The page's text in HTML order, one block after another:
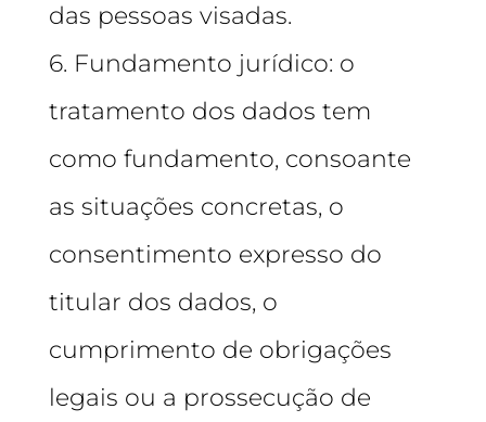
das pessoas visadas.
6. Fundamento jurídico: o
tratamento dos dados tem
como fundamento, consoante
as situações concretas, o
consentimento expresso do
titular dos dados, o
cumprimento de obrigações
legais ou a prossecução de